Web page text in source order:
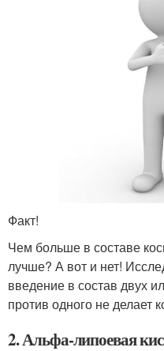
Факт!
Чем больше в составе
лучше? А вот и нет!
введение в состав двух
против одного не делает
2. Альфа-липоевая